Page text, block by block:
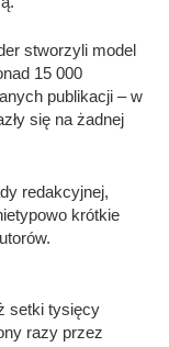
stworzyli model
15 000
publikacji – w
się na żadnej
redakcyjnej,
krótkie
setki tysięcy
razy przez